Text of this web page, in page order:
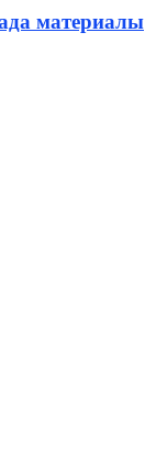
материалы